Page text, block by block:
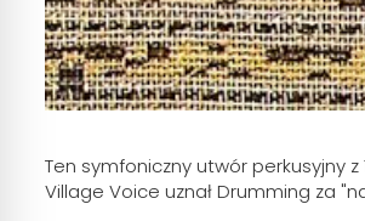
Ten symfoniczny utwór perkusyjny
Village Voice uznał Drumming za